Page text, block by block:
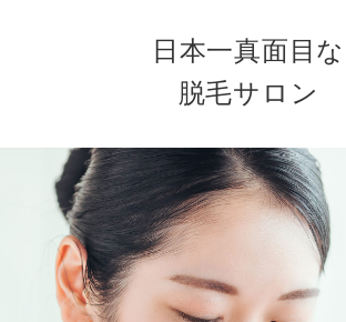
⽇本⼀真⾯⽬な
脱⽑サロン